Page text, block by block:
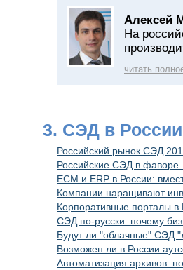
Алексей
На
читать
3. СЭД в
Российский рынок СЭД
Российские СЭД в
ECM и ERP в России:
Компании наращивают
Корпоративные порталы в
СЭД по-русски: почему
Будут ли "облачные" СЭД
Возможен ли в России
Автоматизация архивов: